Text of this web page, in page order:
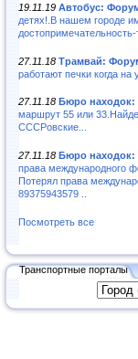
19.11.19 Автобус:
детях!.В нашем городе
достопримечательность-
27.11.18 Трамвай:
работают печки когда на
27.11.18 Бюро
маршрут 55 или
СССРовские...
27.11.18 Бюро
права международного
Потерял права
89375943579 ..
Посмотреть все
Транспортные порталы